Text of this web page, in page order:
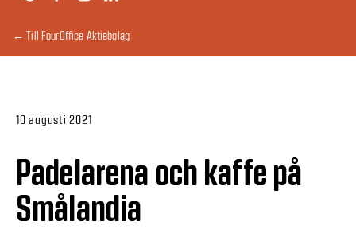
← Till FourOffice Aktiebolag
10 augusti 2021
Padelarena och kaffe på
Smålandia